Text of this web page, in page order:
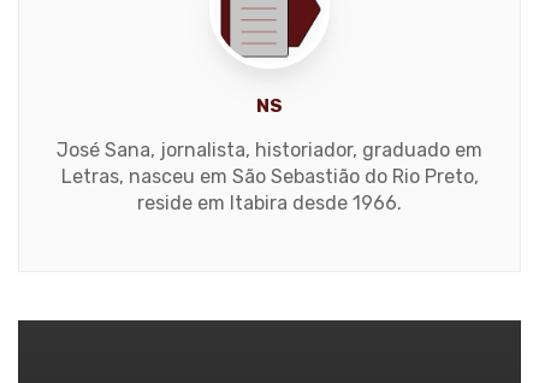
NS
José Sana, jornalista, historiador, graduado em
Letras, nasceu em São Sebastião do Rio Preto,
reside em Itabira desde 1966.